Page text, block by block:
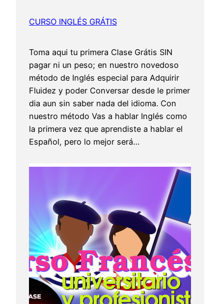
CURSO INGLÉS GRÁTIS
Toma aqui tu primera Clase Grátis SIN
pagar ni un peso; en nuestro novedoso
método de Inglés especial para Adquirir
Fluidez y poder Conversar desde le primer
dia aun sin saber nada del idioma. Con
nuestro método Vas a hablar Inglés como
la primera vez que aprendiste a hablar el
Español, pero lo mejor será…